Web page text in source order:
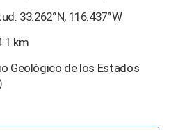
33.262°N, 116.437°W
km
Geológico de los Estados